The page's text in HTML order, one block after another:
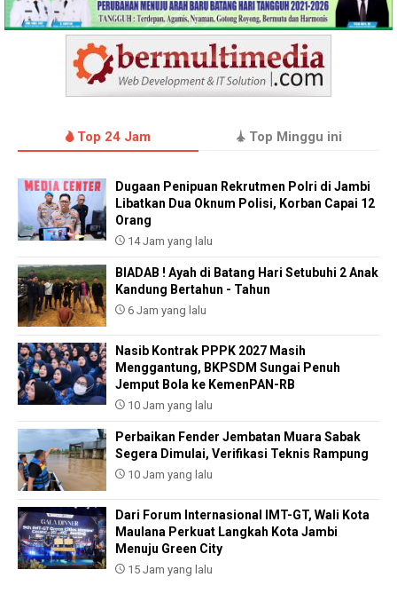
Top 24 Jam Top Minggu ini
Dugaan Penipuan Rekrutmen Polri di Jambi
Libatkan Dua Oknum Polisi, Korban Capai 12
Orang
14 Jam yang lalu
BIADAB ! Ayah di Batang Hari Setubuhi 2 Anak
Kandung Bertahun - Tahun
6 Jam yang lalu
Nasib Kontrak PPPK 2027 Masih
Menggantung, BKPSDM Sungai Penuh
Jemput Bola ke KemenPAN-RB
10 Jam yang lalu
Perbaikan Fender Jembatan Muara Sabak
Segera Dimulai, Verifikasi Teknis Rampung
10 Jam yang lalu
Dari Forum Internasional IMT-GT, Wali Kota
Maulana Perkuat Langkah Kota Jambi
Menuju Green City
15 Jam yang lalu